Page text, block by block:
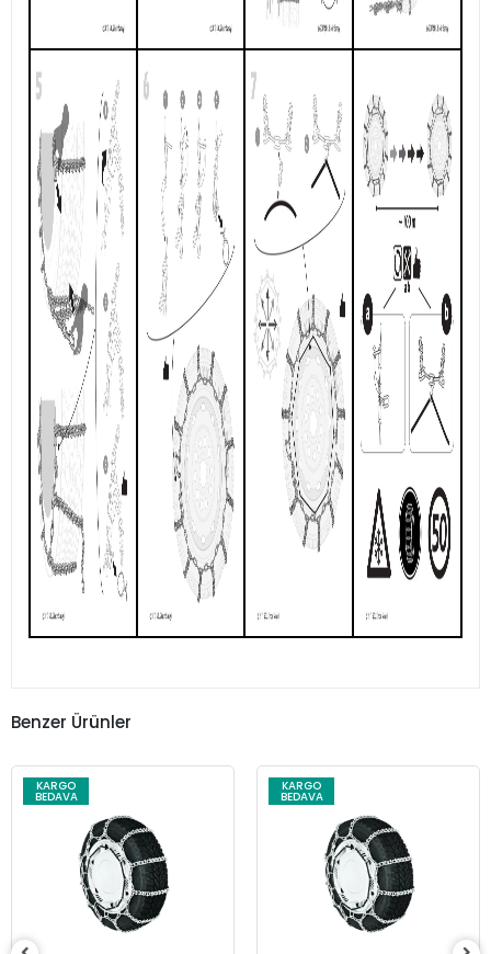
Benzer Ürünler
KARGO
BEDAVA
KARGO
BEDAVA